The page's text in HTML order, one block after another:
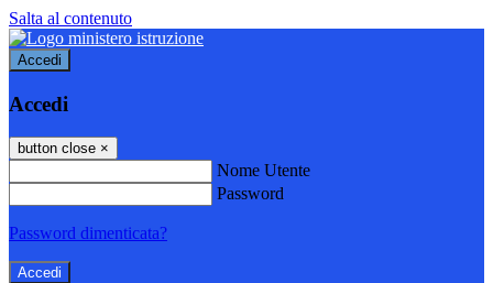
Salta al contenuto
Accedi
Accedi
button close ×
Nome Utente
Password
Password dimenticata?